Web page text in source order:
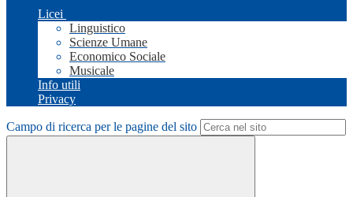
Licei
Linguistico
Scienze Umane
Economico Sociale
Musicale
Info utili
Privacy
Campo di ricerca per le pagine del sito